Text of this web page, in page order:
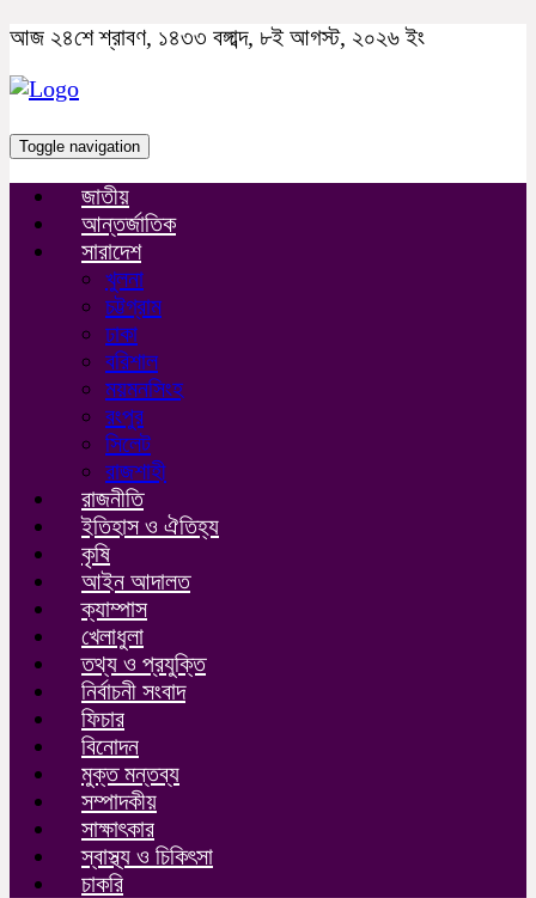
আজ ২৪শে শ্রাবণ, ১৪৩৩ বঙ্গাব্দ, ৮ই আগস্ট, ২০২৬ ইং
Toggle navigation
জাতীয়
আন্তর্জাতিক
সারাদেশ
খুলনা
চট্টগ্রাম
ঢাকা
বরিশাল
ময়মনসিংহ
রংপুর
সিলেট
রাজশাহী
রাজনীতি
ইতিহাস ও ঐতিহ্য
কৃষি
আইন আদালত
ক্যাম্পাস
খেলাধুলা
তথ্য ও প্রযুক্তি
নির্বাচনী সংবাদ
ফিচার
বিনোদন
মুক্ত মন্তব্য
সম্পাদকীয়
সাক্ষাৎকার
স্বাস্থ্য ও চিকিৎসা
চাকরি